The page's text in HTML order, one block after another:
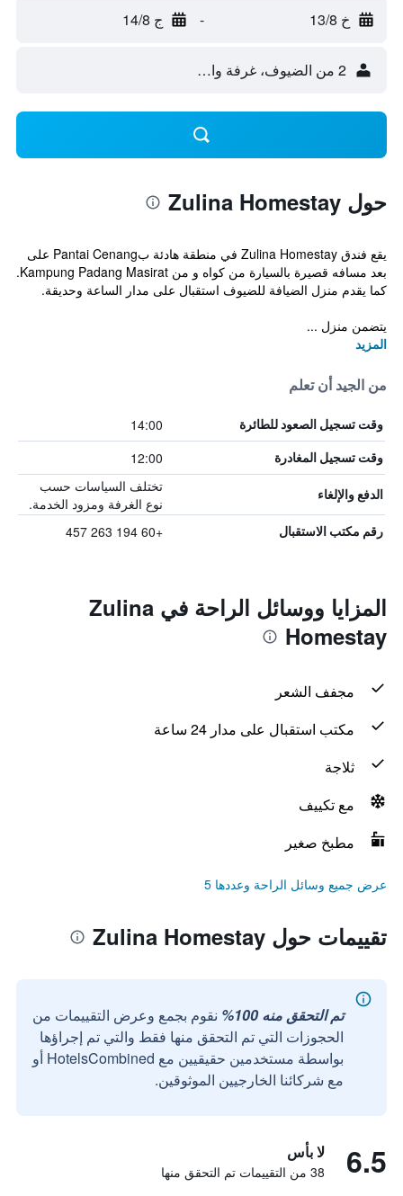
خ 13/8 - ج 14/8
2 من الضيوف، غرفة واحدة
حول Zulina Homestay
يقع فندق Zulina Homestay في منطقة هادئة بPantai Cenang على
بعد مسافه قصيرة بالسيارة من كواه و من Kampung Padang Masirat.
كما يقدم منزل الضيافة للضيوف استقبال على مدار الساعة وحديقة.
يتضمن منزل ...
المزيد
من الجيد أن تعلم
وقت تسجيل الصعود للطائرة 14:00
وقت تسجيل المغادرة 12:00
الدفع والإلغاء
تختلف السياسات حسب
نوع الغرفة ومزود الخدمة.
رقم مكتب الاستقبال +60 194 263 457
المزايا ووسائل الراحة في Zulina
Homestay
مجفف الشعر
مكتب استقبال على مدار 24 ساعة
ثلاجة
مع تكييف
مطبخ صغير
عرض جميع وسائل الراحة وعددها 5
تقييمات حول Zulina Homestay
تم التحقق منه 100%
نقوم بجمع وعرض التقييمات من
الحجوزات التي تم التحقق منها فقط والتي تم إجراؤها
بواسطة مستخدمين حقيقيين مع HotelsCombined أو
مع شركائنا الخارجيين الموثوقين.
6.5 لا بأس
38 من التقييمات تم التحقق منها